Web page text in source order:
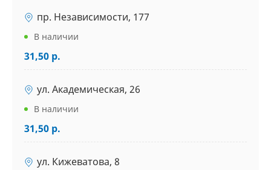
пр. Независимости, 177
В наличии
31,50 р.
ул. Академическая, 26
В наличии
31,50 р.
ул. Кижеватова, 8